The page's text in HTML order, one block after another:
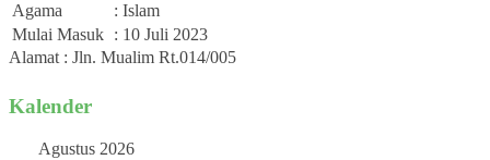
Agama
: Islam
Mulai Masuk : 10 Juli 2023
Alamat : Jln. Mualim Rt.014/005
Kalender
Agustus 2026